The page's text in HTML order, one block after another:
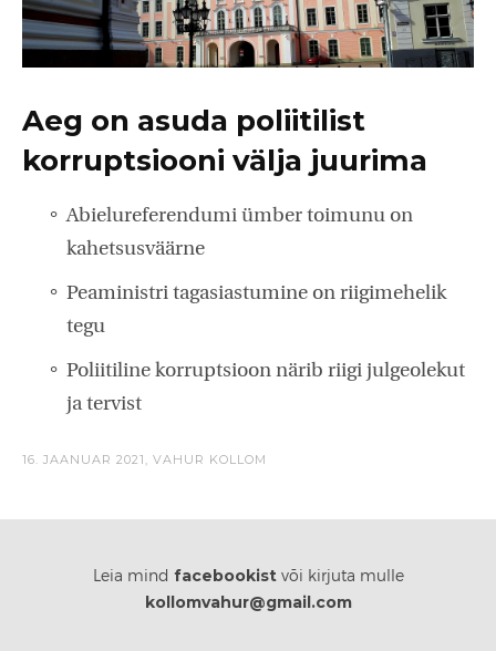
Aeg on asuda poliitilist
korruptsiooni välja juurima
Abielureferendumi ümber toimunu on
kahetsusväärne
Peaministri tagasiastumine on riigimehelik
tegu
Poliitiline korruptsioon närib riigi julgeolekut
ja tervist
16. JAANUAR 2021, VAHUR KOLLOM
Leia mind facebookistvõi kirjuta mulle
kollomvahur@gmail.com